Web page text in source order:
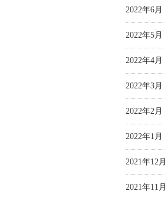
2022年6月
2022年5月
2022年4月
2022年3月
2022年2月
2022年1月
2021年12月
2021年11月